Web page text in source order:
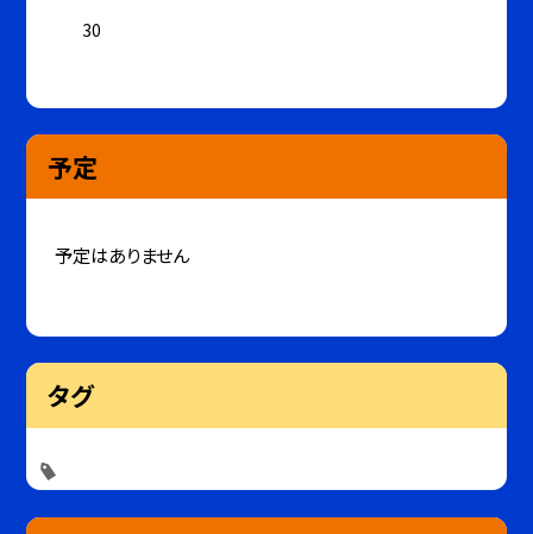
30
予定
予定はありません
タグ